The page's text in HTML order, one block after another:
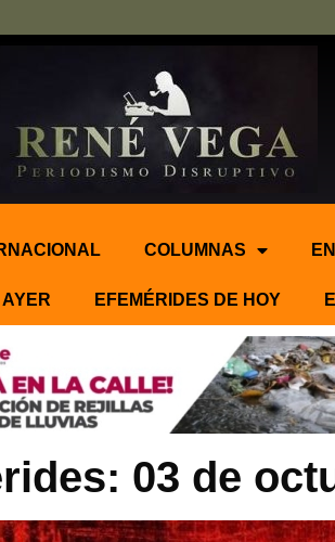
COLUMNAS
AYER EFEMÉRIDES DE HOY
03 de